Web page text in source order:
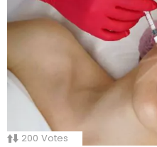
200 Votes